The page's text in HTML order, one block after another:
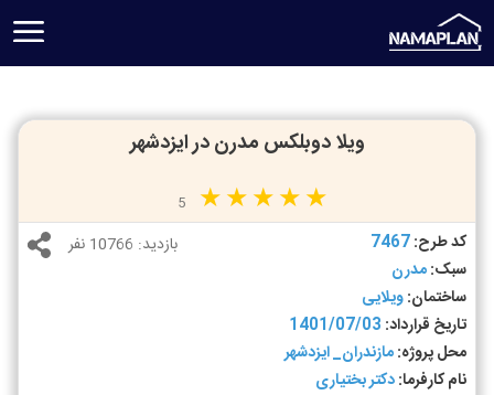
ویلا دوبلکس مدرن در ایزدشهر
5
کد طرح:7467
سبک:مدرن
ساختمان:ویلایی
تاریخ قرارداد: 1401/07/03
محل پروژه:مازندران_ ایزدشهر
نام کارفرما:دکتر بختیاری
بازدید: 10766 نفر